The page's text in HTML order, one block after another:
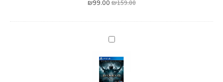
₪159.00
₪99.00
PS4
Diablo
III